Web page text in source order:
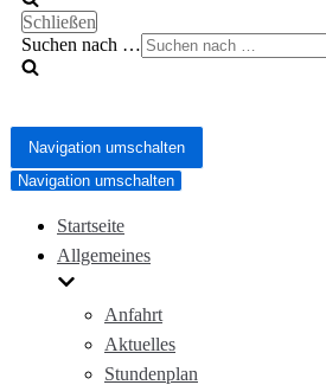
Schließen
Suchen nach …
Navigation umschalten
Navigation umschalten
Startseite
Allgemeines
Anfahrt
Aktuelles
Stundenplan